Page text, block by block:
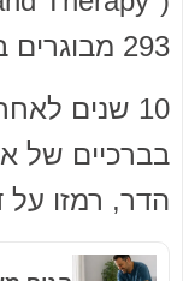
293 מבוגרים בריאים בגיל העמידה.
בברכיים של
הדר, רמזו על